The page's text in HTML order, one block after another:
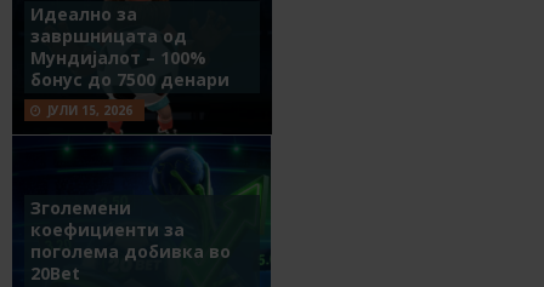
Идеално за
завршницата од
Мундијалот – 100%
бонус до 7500 денари
ЈУЛИ 15, 2026
Зголемени
коефициенти за
поголема добивка во
20Bet